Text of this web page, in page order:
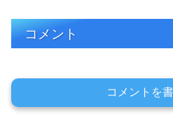
コメント
コメントを